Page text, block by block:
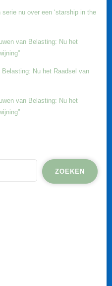
nu over een ‘starship in the
van Belasting: Nu het
Belasting: Nu het Raadsel van
van Belasting: Nu het
ZOEKEN